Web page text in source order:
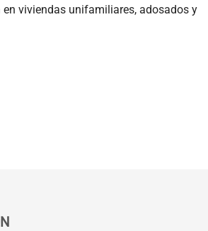
viviendas unifamiliares, adosados y